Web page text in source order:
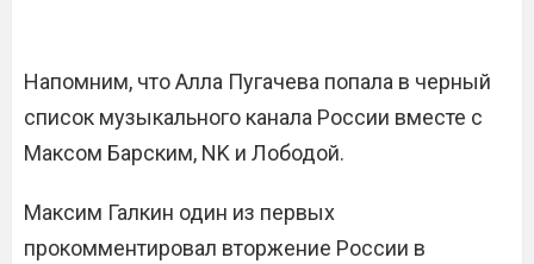
Напомним, что Алла Пугачева попала в черный
список музыкального канала России вместе с
Максом Барским, NK и Лободой.
Максим Галкин один из первых
прокомментировал вторжение России в